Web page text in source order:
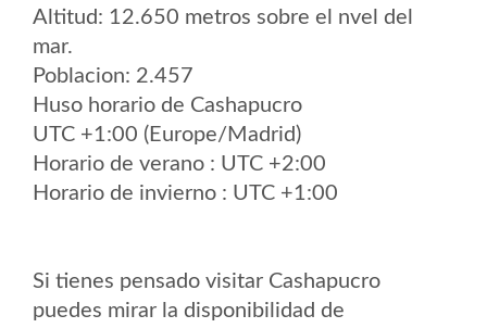
Altitud: 12.650 metros sobre el nvel del
mar.
Poblacion: 2.457
Huso horario de Cashapucro
UTC +1:00 (Europe/Madrid)
Horario de verano : UTC +2:00
Horario de invierno : UTC +1:00
Si tienes pensado visitar Cashapucro
puedes mirar la disponibilidad de